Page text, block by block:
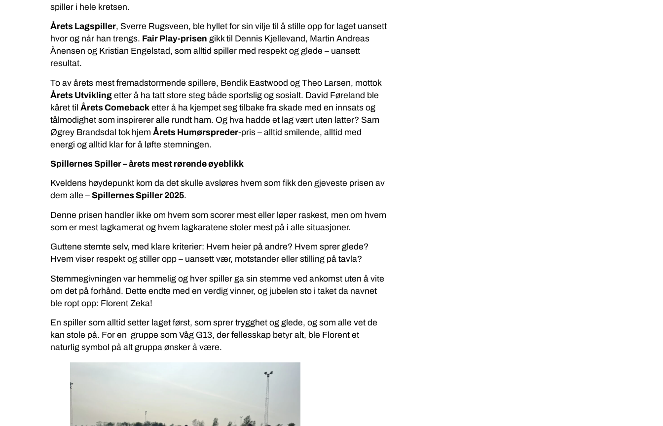
spiller i hele kretsen.
Årets Lagspiller, Sverre Rugsveen, ble hyllet for sin vilje til å stille opp for laget uansett
hvor og når han trengs. Fair Play-prisen gikk til Dennis Kjellevand, Martin Andreas
Ånensen og Kristian Engelstad, som alltid spiller med respekt og glede – uansett
resultat.
To av årets mest fremadstormende spillere, Bendik Eastwood og Theo Larsen, mottok
Årets Utvikling etter å ha tatt store steg både sportslig og sosialt. David Føreland ble
kåret til Årets Comeback etter å ha kjempet seg tilbake fra skade med en innsats og
tålmodighet som inspirerer alle rundt ham. Og hva hadde et lag vært uten latter? Sam
Øgrey Brandsdal tok hjem Årets Humørspreder-pris – alltid smilende, alltid med
energi og alltid klar for å løfte stemningen.
Spillernes Spiller – årets mest rørende øyeblikk
Kveldens høydepunkt kom da det skulle avsløres hvem som fikk den gjeveste prisen av
dem alle – Spillernes Spiller 2025.
Denne prisen handler ikke om hvem som scorer mest eller løper raskest, men om hvem
som er mest lagkamerat og hvem lagkaratene stoler mest på i alle situasjoner.
Guttene stemte selv, med klare kriterier: Hvem heier på andre? Hvem sprer glede?
Hvem viser respekt og stiller opp – uansett vær, motstander eller stilling på tavla?
Stemmegivningen var hemmelig og hver spiller ga sin stemme ved ankomst uten å vite
om det på forhånd. Dette endte med en verdig vinner, og jubelen sto i taket da navnet
ble ropt opp: Florent Zeka!
En spiller som alltid setter laget først, som sprer trygghet og glede, og som alle vet de
kan stole på. For en gruppe som Våg G13, der fellesskap betyr alt, ble Florent et
naturlig symbol på alt gruppa ønsker å være.